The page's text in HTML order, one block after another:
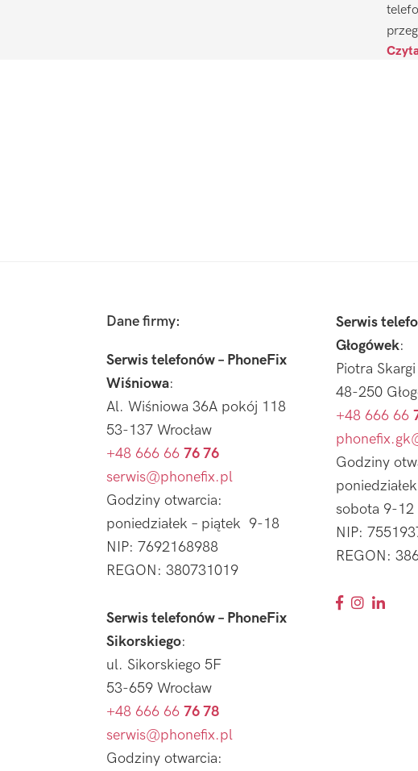
Dane firmy:
Serwis telefonów – PhoneFix
Wiśniowa:
Al. Wiśniowa 36A pokój 118
53-137 Wrocław
+48 666 66 76 76
serwis@phonefix.pl
Godziny otwarcia:
poniedziałek – piątek 9-18
NIP: 7692168988
REGON: 380731019
Serwis telefonów – PhoneFix
Sikorskiego:
ul. Sikorskiego 5F
53-659 Wrocław
+48 666 66 76 78
serwis@phonefix.pl
Godziny otwarcia:
Serwis
Głogówek:
Piotra
48-250
+48 666 66
Godziny
sobota 9-12
NIP:
REGON: